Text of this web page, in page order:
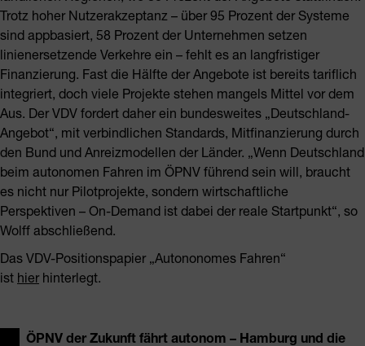
Trotz hoher Nutzerakzeptanz – über 95 Prozent der Systeme
sind appbasiert, 58 Prozent der Unternehmen setzen
linienersetzende Verkehre ein – fehlt es an langfristiger
Finanzierung. Fast die Hälfte der Angebote ist bereits tariflich
integriert, doch viele Projekte stehen mangels Mittel vor dem
Aus. Der VDV fordert daher ein bundesweites „Deutschland-
Angebot“, mit verbindlichen Standards, Mitfinanzierung durch
den Bund und Anreizmodellen der Länder. „Wenn Deutschland
beim autonomen Fahren im ÖPNV führend sein will, braucht
es nicht nur Pilotprojekte, sondern wirtschaftliche
Perspektiven – On-Demand ist dabei der reale Startpunkt“, so
Wolff abschließend.
Das VDV-Positionspapier „Autononomes Fahren“
ist hierhinterlegt.
ÖPNV der Zukunft fährt autonom – Hamburg und die